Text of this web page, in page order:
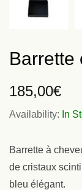
Barrette
185,00€
Availability: In
Barrette à
de cristaux
bleu élégant.